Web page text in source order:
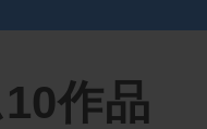
作品